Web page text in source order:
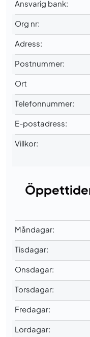
Ansvarig bank:
Org nr:
Adress:
Postnummer:
Ort
Telefonnummer:
E-postadress:
Villkor:
Måndagar:
Tisdagar:
Onsdagar:
Torsdagar:
Fredagar:
Lördagar: